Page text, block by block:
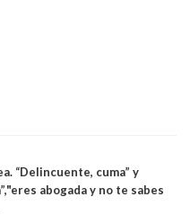
“Delincuente, cuma” y
abogada y no te sabes